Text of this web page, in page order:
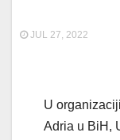
JUL 27, 2022
U
Adria u BiH,